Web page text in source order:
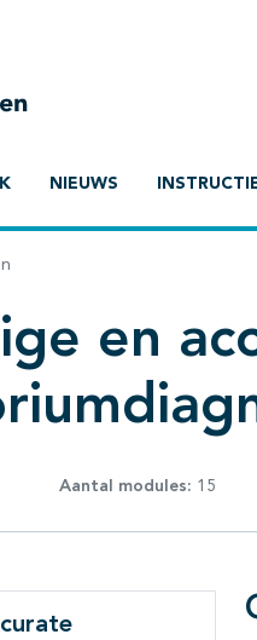
NIEUWS
en
Aantal modules: 15